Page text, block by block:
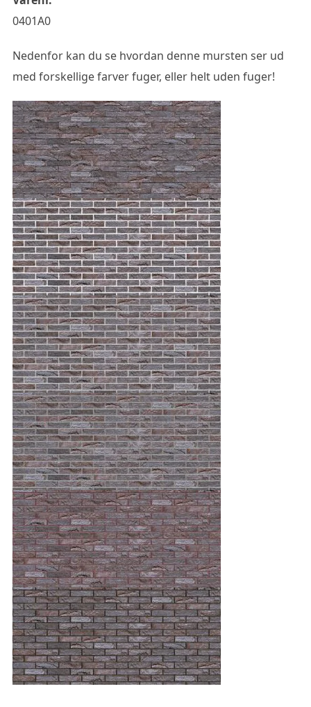
0401A0
Nedenfor kan du se hvordan denne mursten ser ud
med forskellige farver fuger, eller helt uden fuger!